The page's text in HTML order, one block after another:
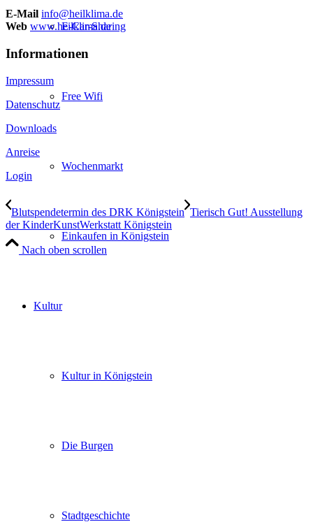
E-Car-Sharing
Free Wifi
Wochenmarkt
Einkaufen in Königstein
Kultur
Kultur in Königstein
Die Burgen
Stadtgeschichte
E-Mail info@heilklima.de
Web www.heilklima.de
Informationen
Impressum
Datenschutz
Downloads
Anreise
Login
Blutspendetermin des DRK Königstein Tierisch Gut! Ausstellung
der KinderKunstWerkstatt Königstein
Nach oben scrollen